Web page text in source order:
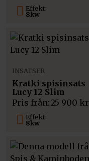
Effekt:
8kw
Effekt:
8kw
INSATSER
Kratki spisinsats
Lucy 12 Slim
Pris från:25 900 kr